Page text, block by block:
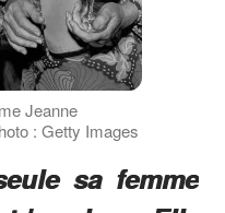
Jeanne
: Getty Images
sa femme